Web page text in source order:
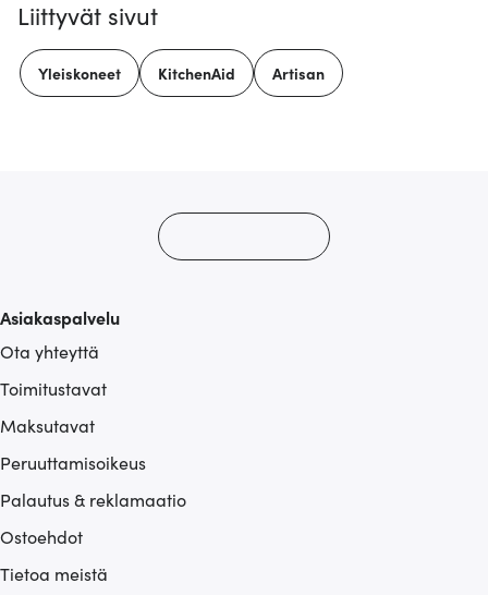
Liittyvät sivut
Yleiskoneet KitchenAid Artisan
Asiakaspalvelu
Ota yhteyttä
Toimitustavat
Maksutavat
Peruuttamisoikeus
Palautus & reklamaatio
Ostoehdot
Tietoa meistä